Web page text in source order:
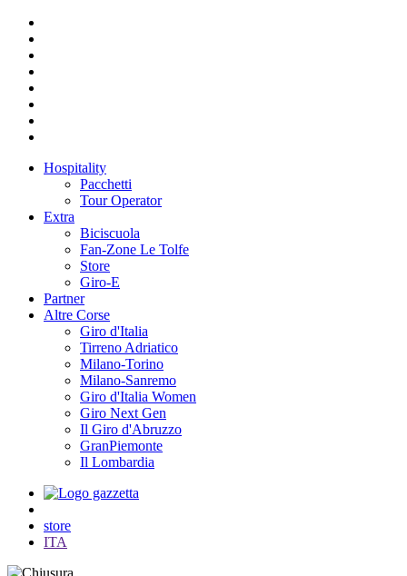
Hospitality
Pacchetti
Tour Operator
Extra
Biciscuola
Fan-Zone Le Tolfe
Store
Giro-E
Partner
Altre Corse
Giro d'Italia
Tirreno Adriatico
Milano-Torino
Milano-Sanremo
Giro d'Italia Women
Giro Next Gen
Il Giro d'Abruzzo
GranPiemonte
Il Lombardia
store
ITA